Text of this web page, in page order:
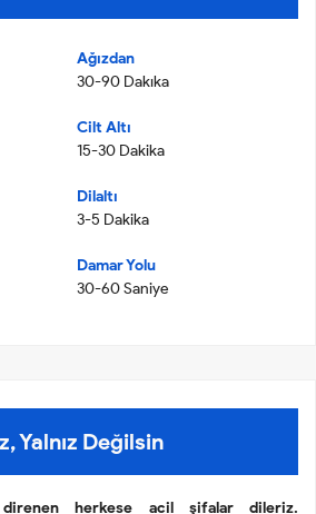
Ağızdan
30-90 Dakıka
Cilt Altı
15-30 Dakika
Dilaltı
3-5 Dakika
Damar Yolu
30-60 Saniye
Yalnız Değilsin
direnen herkese acil şifalar dileriz.